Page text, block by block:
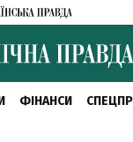
ФІНАНСИ